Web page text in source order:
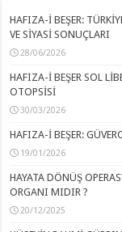
HAFIZA-İ BEŞER:
VE SİYASİ SONUÇLARI
28/06/2026
HAFIZA-İ BEŞER SOL
OTOPSİSİ
30/03/2026
HAFIZA-İ BEŞER:
19/01/2026
HAYATA DÖNÜŞ
ORGANI MIDIR ?
20/12/2025